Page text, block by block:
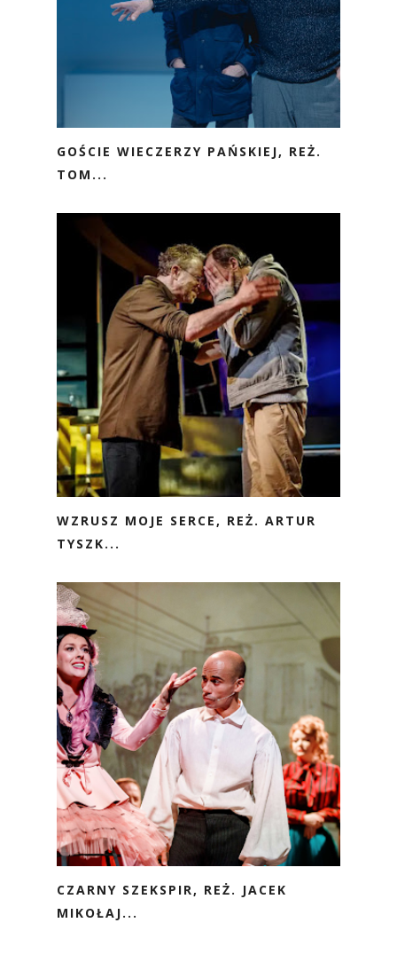
GOŚCIE WIECZERZY PAŃSKIEJ, REŻ.
TOM...
WZRUSZ MOJE SERCE, REŻ. ARTUR
TYSZK...
CZARNY SZEKSPIR, REŻ. JACEK
MIKOŁAJ...